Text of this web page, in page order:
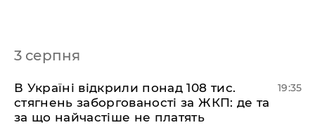
3 серпня
В Україні відкрили понад 108 тис.
стягнень заборгованості за ЖКП: де та
за що найчастіше не платять
19:35